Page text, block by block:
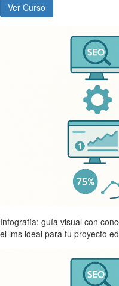
Ver Curso
Infografía: guía visual con
el lms ideal para tu proyecto